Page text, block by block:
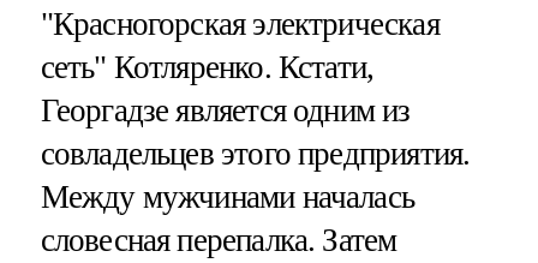
"Красногорская электрическая
сеть" Котляренко. Кстати,
Георгадзе является одним из
совладельцев этого предприятия.
Между мужчинами началась
словесная перепалка. Затем